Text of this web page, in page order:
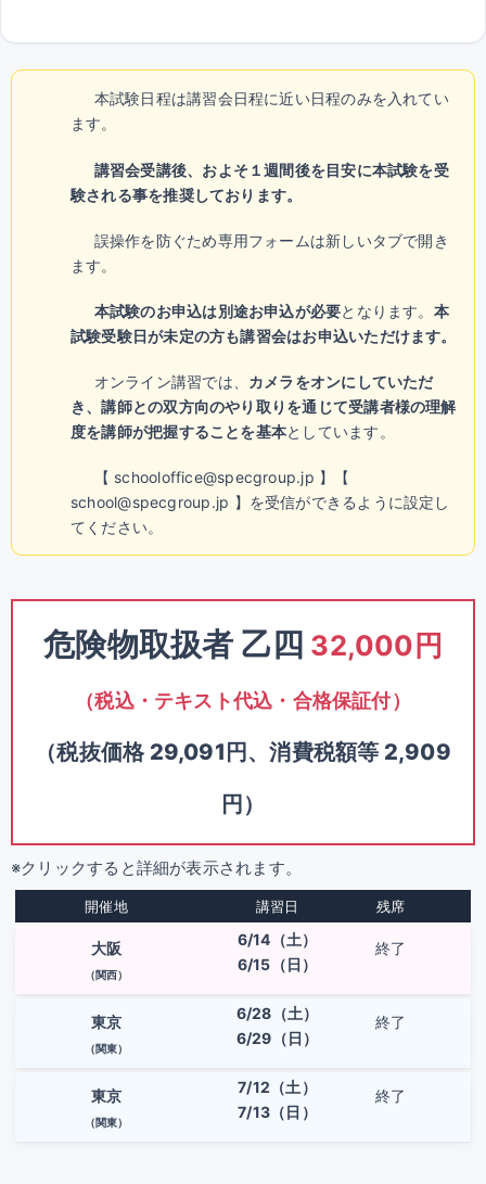
本試験日程は講習会日程に近い日程のみを入れてい
ます。
講習会受講後、およそ１週間後を目安に本試験を受
験される事を推奨しております。
誤操作を防ぐため専用フォームは新しいタブで開き
ます。
本試験のお申込は別途お申込が必要となります。 本
試験受験日が未定の方も講習会はお申込いただけます。
オンライン講習では、 カメラをオンにしていただ
き、講師との双方向のやり取りを通じて受講者様の理解
度を講師が把握することを基本としています。
【 schooloffice@specgroup.jp 】【
school@specgroup.jp 】を受信ができるように設定し
てください。
危険物取扱者 乙四 32,000円
（税込・テキスト代込・合格保証付）
（税抜価格 29,091円、消費税額等 2,909
円）
※クリックすると詳細が表示されます。
開催地 講習日 残席
大阪
（関西）
6/14（土）
6/15（日）
終了
東京
（関東）
6/28（土）
6/29（日）
終了
東京
（関東）
7/12（土）
7/13（日）
終了